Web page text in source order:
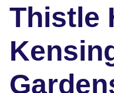
Thistle